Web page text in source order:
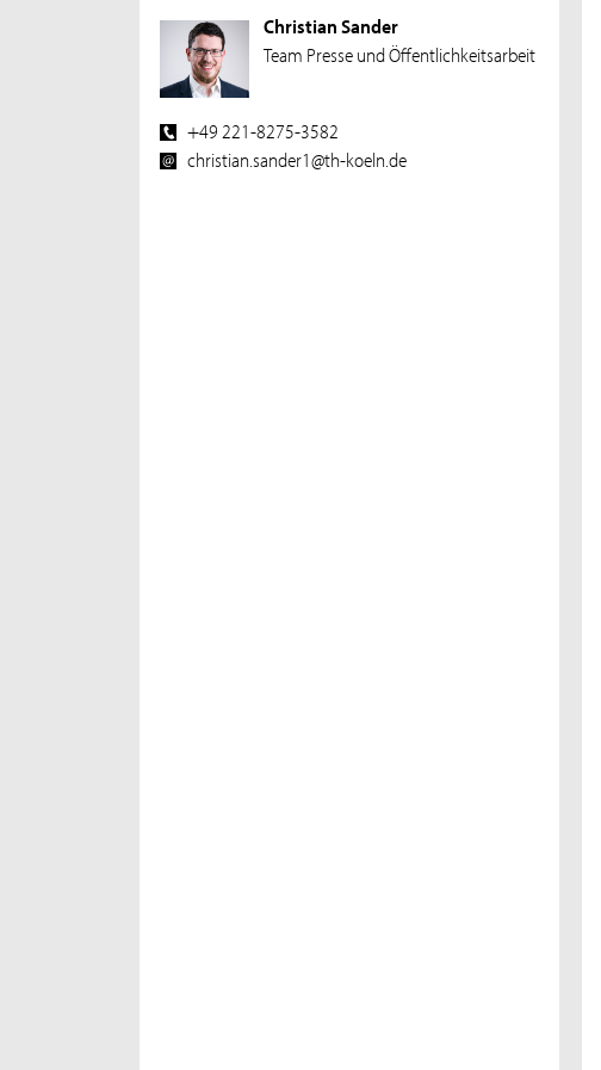
Christian Sander
Team Presse und Öffentlichkeitsarbeit
+49 221-8275-3582
christian.sander1@th-koeln.de